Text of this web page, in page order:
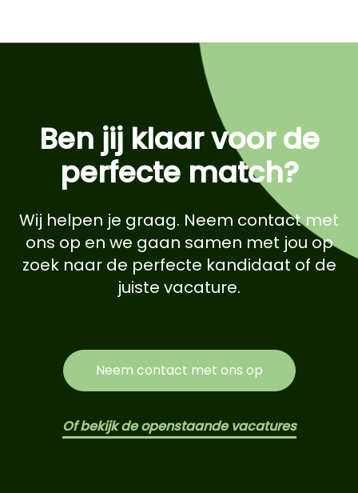
Ben jij klaar voor de
perfecte match?
Wij helpen je graag. Neem contact met
ons op en we gaan samen met jou op
zoek naar de perfecte kandidaat of de
juiste vacature.
Neem contact met ons op
Of bekijk de openstaande vacatures